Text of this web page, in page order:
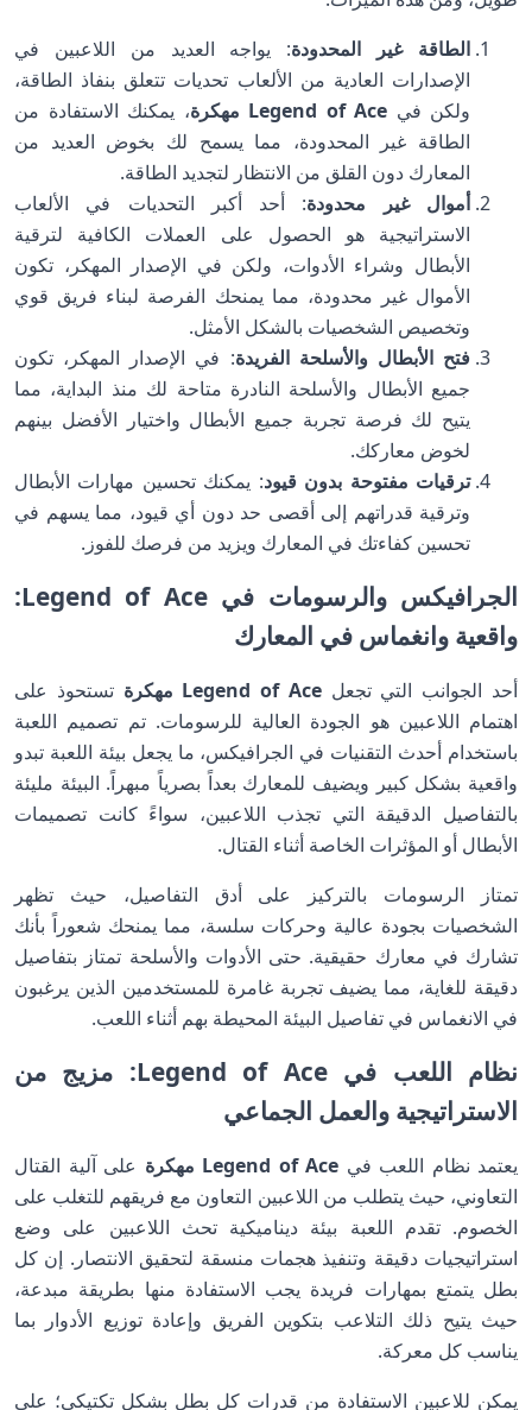
الطاقة غير المحدودة: يواجه العديد من اللاعبين في
الإصدارات العادية من الألعاب تحديات تتعلق بنفاذ الطاقة،
ولكن في Legend of Ace مهكرة
، يمكنك الاستفادة من
الطاقة غير المحدودة، مما يسمح لك بخوض العديد من
المعارك دون القلق من الانتظار لتجديد الطاقة.
أموال غير محدودة: أحد أكبر التحديات في الألعاب
الاستراتيجية هو الحصول على العملات الكافية لترقية
الأبطال وشراء الأدوات، ولكن في الإصدار المهكر، تكون
الأموال غير محدودة، مما يمنحك الفرصة لبناء فريق قوي
وتخصيص الشخصيات بالشكل الأمثل.
فتح الأبطال والأسلحة الفريدة: في الإصدار المهكر، تكون
جميع الأبطال والأسلحة النادرة متاحة لك منذ البداية، مما
يتيح لك فرصة تجربة جميع الأبطال واختيار الأفضل بينهم
لخوض معاركك.
ترقيات مفتوحة بدون قيود: يمكنك تحسين مهارات الأبطال
وترقية قدراتهم إلى أقصى حد دون أي قيود، مما يسهم في
تحسين كفاءتك في المعارك ويزيد من فرصك للفوز.
الجرافيكس والرسومات في Legend of Ace:
واقعية وانغماس في المعارك
أحد الجوانب التي تجعلLegend of Ace مهكرة
تستحوذ على
اهتمام اللاعبين هو الجودة العالية للرسومات. تم تصميم اللعبة
باستخدام أحدث التقنيات في الجرافيكس، ما يجعل بيئة اللعبة تبدو
واقعية بشكل كبير ويضيف للمعارك بعداً بصرياً مبهراً. البيئة مليئة
بالتفاصيل الدقيقة التي تجذب اللاعبين، سواءً كانت تصميمات
الأبطال أو المؤثرات الخاصة أثناء القتال.
تمتاز الرسومات بالتركيز على أدق التفاصيل، حيث تظهر
الشخصيات بجودة عالية وحركات سلسة، مما يمنحك شعوراً بأنك
تشارك في معارك حقيقية. حتى الأدوات والأسلحة تمتاز بتفاصيل
دقيقة للغاية، مما يضيف تجربة غامرة للمستخدمين الذين يرغبون
في الانغماس في تفاصيل البيئة المحيطة بهم أثناء اللعب.
نظام اللعب في Legend of Ace: مزيج من
الاستراتيجية والعمل الجماعي
يعتمد نظام اللعب في Legend of Ace مهكرة
على آلية القتال
التعاوني، حيث يتطلب من اللاعبين التعاون مع فريقهم للتغلب على
الخصوم. تقدم اللعبة بيئة ديناميكية تحث اللاعبين على وضع
استراتيجيات دقيقة وتنفيذ هجمات منسقة لتحقيق الانتصار. إن كل
بطل يتمتع بمهارات فريدة يجب الاستفادة منها بطريقة مبدعة،
حيث يتيح ذلك التلاعب بتكوين الفريق وإعادة توزيع الأدوار بما
يناسب كل معركة.
يمكن للاعبين الاستفادة من قدرات كل بطل بشكل تكتيكي؛ على